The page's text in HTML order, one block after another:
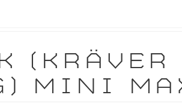
(KRÄVER
MINI